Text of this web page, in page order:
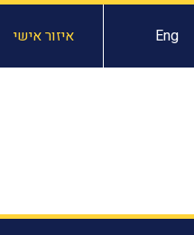
Eng איזור אישי